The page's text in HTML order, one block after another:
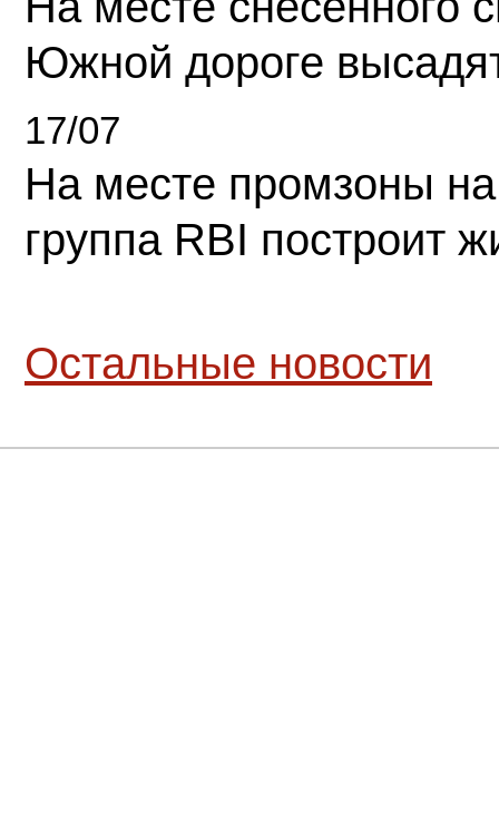
Южной дороге
17/07
На месте промзоны
группа RBI построит
Остальные новости